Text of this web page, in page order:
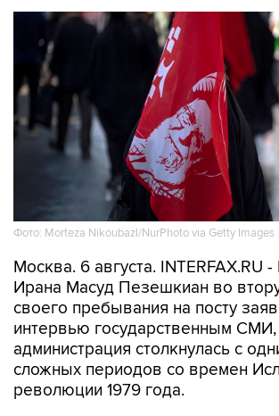
Фото: Morteza Nikoubazl/NurPhoto via Getty Images
Москва. 6 августа. INTERFAX.RU
Ирана Масуд Пезешкиан во
своего пребывания на посту
интервью государственным СМИ,
администрация столкнулась с
сложных периодов со времен
революции 1979 года.